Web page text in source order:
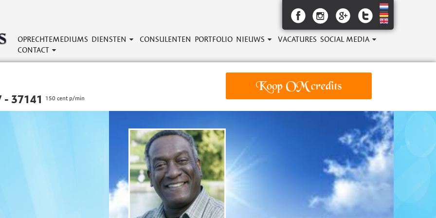
OPRECHTEMEDIUMS DIENSTEN CONSULENTEN PORTFOLIO NIEUWS VACATURES SOCIAL MEDIA
CONTACT
- 37141 150 cent p/min
Koop OM credits